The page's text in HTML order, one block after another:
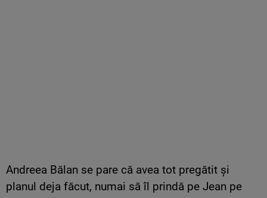
Andreea Bălan se pare că avea tot pregătit și
planul deja făcut, numai să îl prindă pe Jean pe